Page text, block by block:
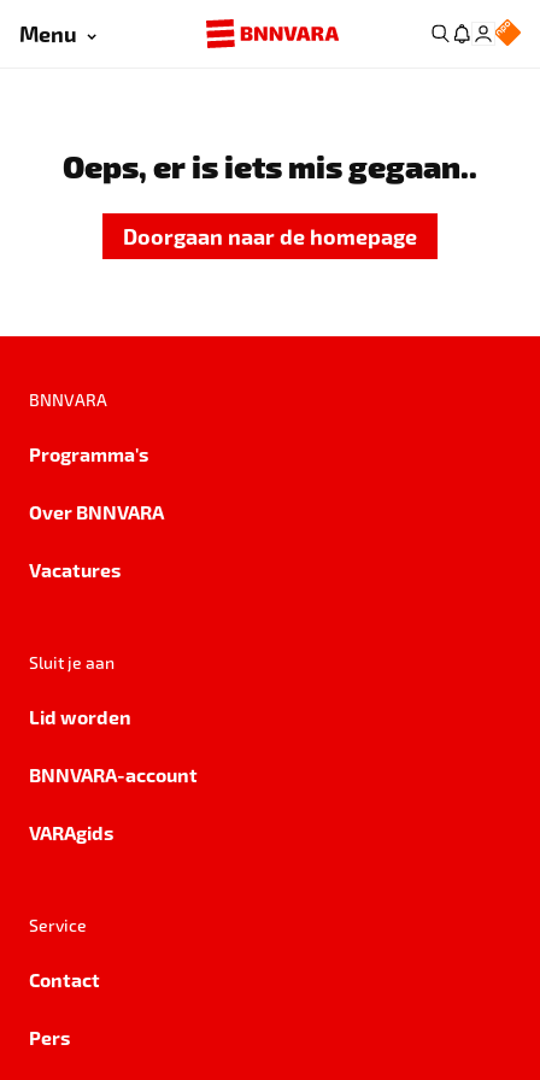
Menu
Oeps, er is iets mis gegaan..
Doorgaan naar de homepage
BNNVARA
Programma's
Over BNNVARA
Vacatures
Sluit je aan
Lid worden
BNNVARA-account
VARAgids
Service
Contact
Pers